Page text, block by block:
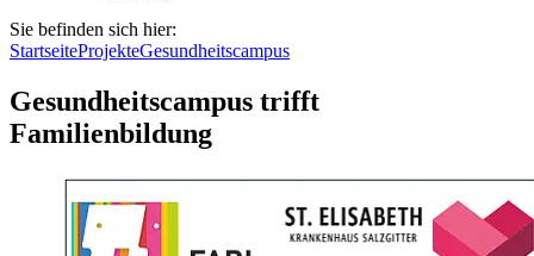
Sie befinden sich hier:
StartseiteProjekteGesundheitscampus
Gesundheitscampus trifft
Familienbildung